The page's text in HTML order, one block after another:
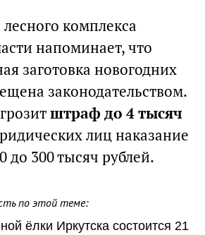
комплекса
напоминает, что
заготовка новогодних
законодательством.
штраф до 4 тысяч
лиц наказание
до 300 тысяч рублей.
по этой теме:
ёлки Иркутска состоится 21